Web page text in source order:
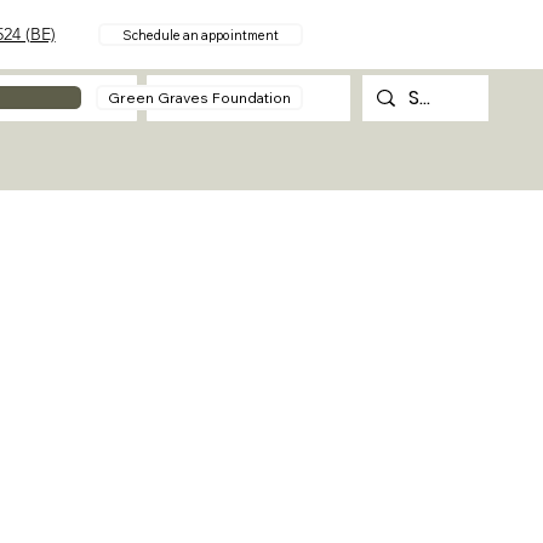
(BE) Schedule an appointment
Contact
Green Graves Foundation